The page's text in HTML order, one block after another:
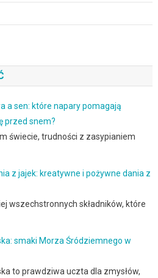
a sen: które napary pomagają
przed snem?
świecie, trudności z zasypianiem
z jajek: kreatywne i pożywne dania z
wszechstronnych składników, które
smaki Morza Śródziemnego w
to prawdziwa uczta dla zmysłów,